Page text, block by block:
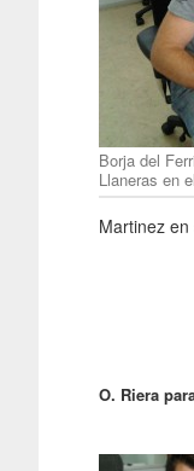
Borja del
Llaneras en
Martinez
O. Riera